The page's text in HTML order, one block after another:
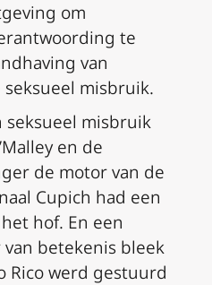
om
te
van
misbruik.
seksueel misbruik
en de
de motor van de
Cupich had een
hof. En een
betekenis bleek
Rico werd gestuurd